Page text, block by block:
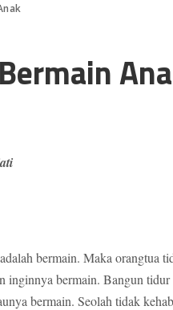
bermain. Maka orangtua
inginnya bermain. Bangun
bermain. Seolah tidak